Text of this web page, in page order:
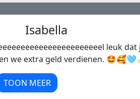
Isabella
leuk dat
we extra geld verdienen.
TOON MEER